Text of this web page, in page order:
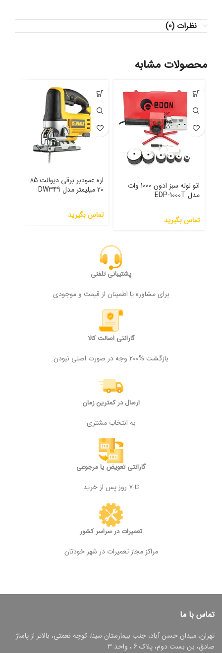
نظرات (0)
محصولات مشابه
اتو لوله سبز ادون 1000 وات
مدل EDP-1000T
تماس بگیرید
اره عمودبر برقی دیوالت 85-
20 میلیمتر مدل DW349
تماس بگیرید
پشتیبانی تلفنی
برای مشاوره یا اطمینان از قیمت و موجودی
گارانتی اصالت کالا
بازگشت %200 وجه در صورت اصلی نبودن
ارسال در کمترین زمان
به انتخاب مشتری
گارانتی تعویض یا مرجوعی
تا ۷ روز پس از خرید
تعمیرات در سراسر کشور
مراکز مجاز تعمیرات در شهر خودتان
تماس با ما
تهران، میدان حسن آباد، جنب بیمارستان سینا، کوچه نعمتی، بالاتر از پاساژ
صادق، بن بست دوم، پلاک 6 ، واحد 3